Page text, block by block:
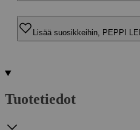
Lisää suosikkeihin, PEPPI
Tuotetiedot